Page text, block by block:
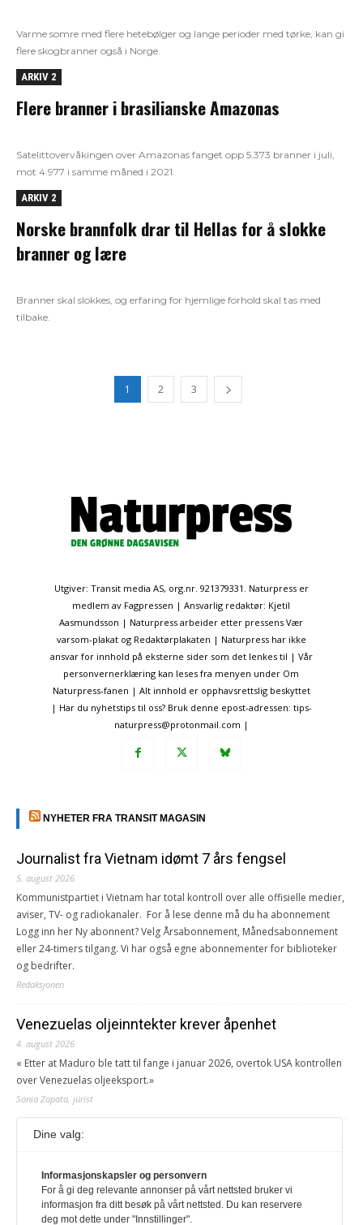
Varme somre med flere hetebølger og lange perioder med tørke, kan gi
flere skogbranner også i Norge.
ARKIV 2
Flere branner i brasilianske Amazonas
Satelittovervåkingen over Amazonas fanget opp 5.373 branner i juli,
mot 4.977 i samme måned i 2021.
ARKIV 2
Norske brannfolk drar til Hellas for å slokke
branner og lære
Branner skal slokkes, og erfaring for hjemlige forhold skal tas med
tilbake.
1 2 3
Utgiver: Transit media AS, org.nr. 921379331. Naturpress er
medlem av Fagpressen | Ansvarlig redaktør: Kjetil
Aasmundsson | Naturpress arbeider etter pressens Vær
varsom-plakat og Redaktørplakaten | Naturpress har ikke
ansvar for innhold på eksterne sider som det lenkes til | Vår
personvernerklæring kan leses fra menyen under Om
Naturpress-fanen | Alt innhold er opphavsrettslig beskyttet
| Har du nyhetstips til oss? Bruk denne epost-adressen: tips-
naturpress@protonmail.com |
NYHETER FRA TRANSIT MAGASIN
Journalist fra Vietnam idømt 7 års fengsel
5. august 2026
Kommunistpartiet i Vietnam har total kontroll over alle offisielle medier,
aviser, TV- og radiokanaler. For å lese denne må du ha abonnement
Logg inn her Ny abonnent? Velg Årsabonnement, Månedsabonnement
eller 24-timers tilgang. Vi har også egne abonnementer for biblioteker
og bedrifter.
Redaksjonen
Venezuelas oljeinntekter krever åpenhet
4. august 2026
« Etter at Maduro ble tatt til fange i januar 2026, overtok USA kontrollen
over Venezuelas oljeeksport.»
Sonia Zapata, jurist
117,8 millioner er på flukt, en nedgang fra forrige
1. august 2026
Ville ha tilsvart verdens trettende største land i folketall. For å lese
denne må du ha abonnement Logg inn her Ny abonnent? Velg
Dine valg:
Informasjonskapsler og personvern
For å gi deg relevante annonser på vårt nettsted bruker vi
informasjon fra ditt besøk på vårt nettsted. Du kan reservere
deg mot dette under "Innstillinger".